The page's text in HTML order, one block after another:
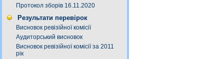
Протокол зборів 16.11.2020
Результати перевірок
Висновок ревізійної комісії
Аудиторський висновок
Висновок ревізійної комісії за 2011
рік